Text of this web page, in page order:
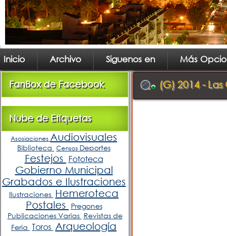
Inicio Archivo Siguenos en Más
FanBox de Facebook
Nube de Etiquetas
Asosiaciones Audiovisuales
Biblioteca Censos Deportes
Festejos Fototeca
Gobierno Municipal
Grabados e Ilustraciones
Ilustraciones Hemeroteca
Postales
Pregones
Publicaciones Varias Revistas de
Feria Toros Arqueología
(G) 2014 -